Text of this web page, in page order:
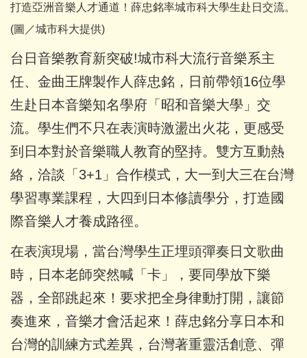
打造亞洲音樂人才通道！薛忠銘率城市科大學生赴日交流。
(圖／城市科大提供)
台日音樂教育新突破!城市科大流行音樂系主
任、金曲王牌製作人薛忠銘，日前帶領16位學
生赴日本音樂知名學府「昭和音樂大學」交
流。學生們不只在表演時激盪出火花，更感受
到日本對於音樂職人教育的堅持。雙方互動熱
絡，洽談「3+1」合作模式，大一到大三在台灣
學習專業課程，大四到日本修讀學分，打造國
際音樂人才養成路徑。
在表演現場，當台灣學生正埋頭彈奏日文歌曲
時，日本老師突然喊「卡」，要同學放下樂
器，全部跳起來！要求把全身律動打開，讓節
奏進來，音樂才會活起來！薛忠銘分享日本和
台灣的訓練方式差異，台灣著重靈活創意、彈